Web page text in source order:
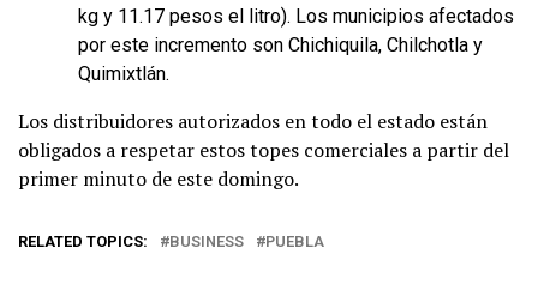
kg y 11.17 pesos el litro). Los municipios afectados
por este incremento son Chichiquila, Chilchotla y
Quimixtlán.
Los distribuidores autorizados en todo el estado están
obligados a respetar estos topes comerciales a partir del
primer minuto de este domingo.
RELATED TOPICS: BUSINESS PUEBLA